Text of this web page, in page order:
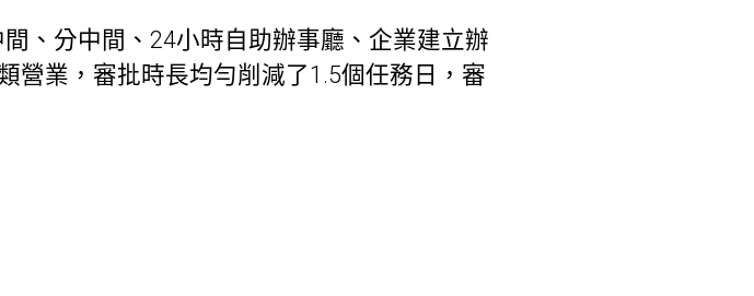
、分中間、24小時自助辦事廳、企業建立辦
營業，審批時長均勻削減了1.5個任務日，審